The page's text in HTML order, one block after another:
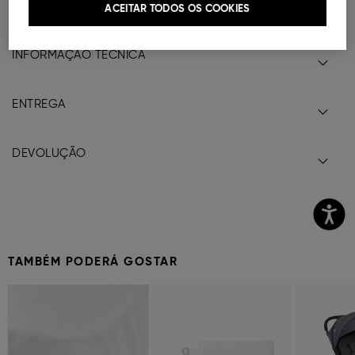
| EAN:8058664165131
INFORMAÇÃO TÉCNICA
ENTREGA
DEVOLUÇÃO
TAMBÉM PODERÁ GOSTAR
ACEITAR TODOS OS COOKIES